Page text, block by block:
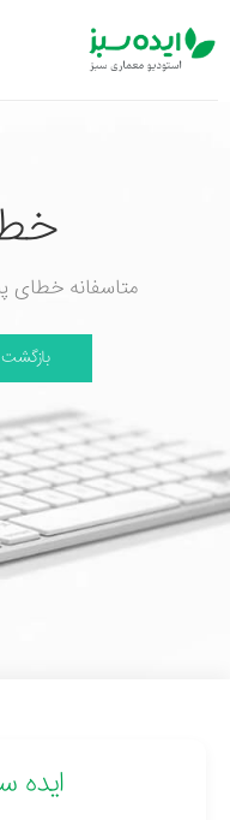
متاسفانه خطای
ایده